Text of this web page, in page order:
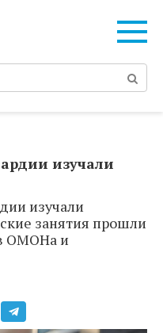
изучали
изучали
занятия прошли
ОМОНа и